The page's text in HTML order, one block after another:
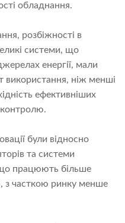
обладнання.
розбіжності в
системи, що
енергії, мали
використання, ніж менші
ефективніших
контролю.
були відносно
та системи
(що працюють більше
з часткою ринку менше